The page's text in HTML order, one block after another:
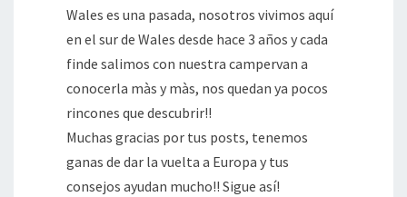
Wales es una pasada, nosotros vivimos aquí
en el sur de Wales desde hace 3 años y cada
finde salimos con nuestra campervan a
conocerla màs y màs, nos quedan ya pocos
rincones que descubrir!!
Muchas gracias por tus posts, tenemos
ganas de dar la vuelta a Europa y tus
consejos ayudan mucho!! Sigue así!